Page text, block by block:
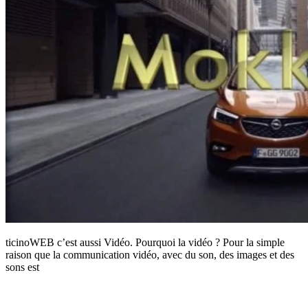
ticinoWEB c’est aussi Vidéo. Pourquoi la vidéo ? Pour la simple
raison que la communication vidéo, avec du son, des images et des
sons est